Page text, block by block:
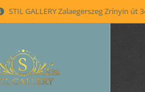
STIL GALLERY Zalaegerszeg Zrínyin út